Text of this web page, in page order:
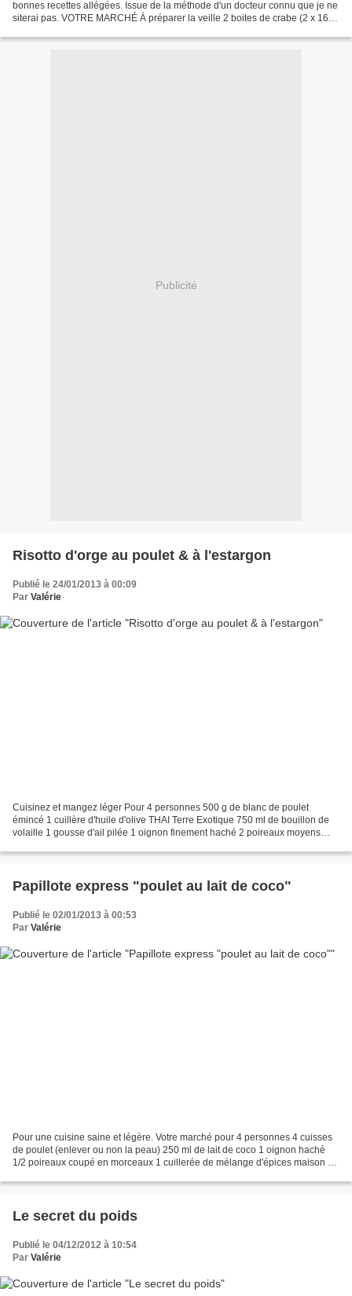
bonnes recettes allégées. Issue de la méthode d'un docteur connu que je ne
siterai pas. VOTRE MARCHÉ À préparer la veille 2 boites de crabe (2 x 165
Publicité
Risotto d'orge au poulet & à l'estargon
Publié le 24/01/2013 à 00:09
Par Valérie
Cuisinez et mangez léger Pour 4 personnes 500 g de blanc de poulet
émincé 1 cuillère d'huile d'olive THAI Terre Exotique 750 ml de bouillon de
volaille 1 gousse d'ail pilée 1 oignon finement haché 2 poireaux moyens
Papillote express "poulet au lait de coco"
Publié le 02/01/2013 à 00:53
Par Valérie
Pour une cuisine saine et légère. Votre marché pour 4 personnes 4 cuisses
de poulet (enlever ou non la peau) 250 ml de lait de coco 1 oignon haché
1/2 poireaux coupé en morceaux 1 cuillerée de mélange d'épices maison 1
Le secret du poids
Publié le 04/12/2012 à 10:54
Par Valérie